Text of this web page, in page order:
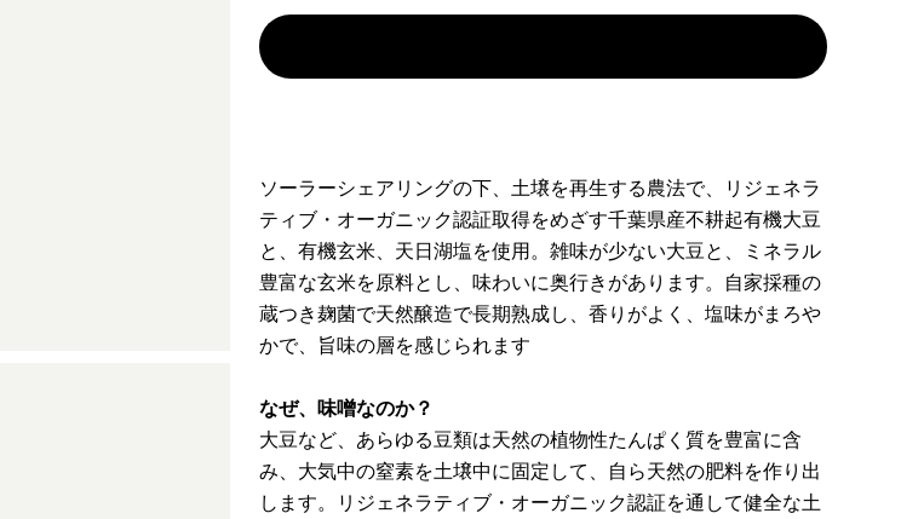
ソーラーシェアリングの下、土壌を再生する農法で、リジェネラ
ティブ・オーガニック認証取得をめざす千葉県産不耕起有機大豆
と、有機玄米、天日湖塩を使用。雑味が少ない大豆と、ミネラル
豊富な玄米を原料とし、味わいに奥行きがあります。自家採種の
蔵つき麹菌で天然醸造で長期熟成し、香りがよく、塩味がまろや
かで、旨味の層を感じられます
なぜ、味噌なのか？
大豆など、あらゆる豆類は天然の植物性たんぱく質を豊富に含
み、大気中の窒素を土壌中に固定して、自ら天然の肥料を作り出
します。リジェネラティブ・オーガニック認証を通して健全な土